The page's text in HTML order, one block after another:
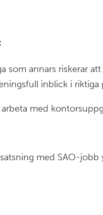
som annars riskerar
inblick i riktiga
med
med SAO-jobb